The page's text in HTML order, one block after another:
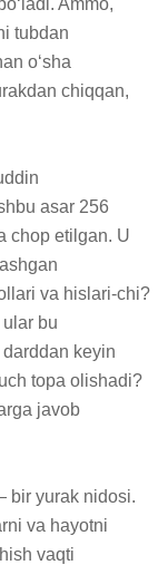
Ammo,
tubdan
o‘sha
chiqqan,
asar 256
chop etilgan. U
va hislari-chi?
bu
keyin
topa olishadi?
javob
bir yurak nidosi.
va hayotni
vaqti